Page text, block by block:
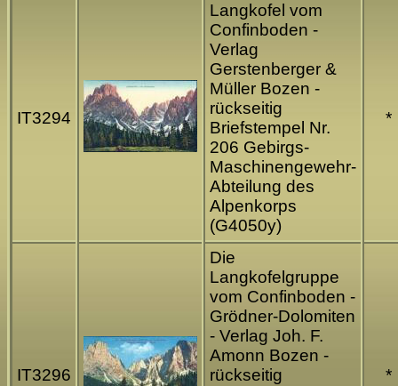
IT3294
Langkofel vom
Confinboden -
Verlag
Gerstenberger &
Müller Bozen -
rückseitig
Briefstempel Nr.
206 Gebirgs-
Maschinengewehr-
Abteilung des
Alpenkorps
(G4050y)
*
IT3296
Die
Langkofelgruppe
vom Confinboden -
Grödner-Dolomiten
- Verlag Joh. F.
Amonn Bozen -
rückseitig
*